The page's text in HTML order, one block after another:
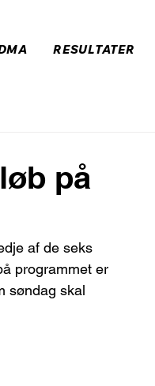
RESULTATER
på
af de seks
programmet er
søndag skal